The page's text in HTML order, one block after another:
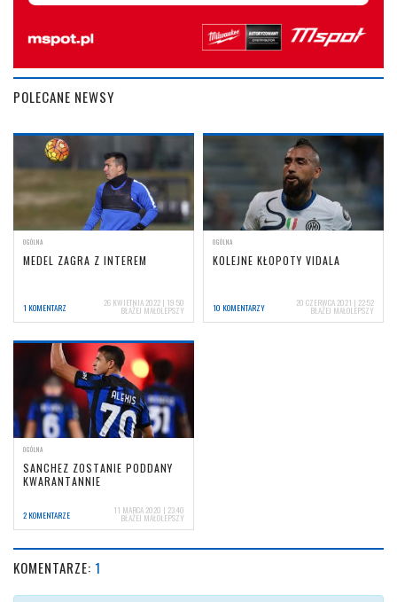
POLECANE NEWSY
OGÓLNA
MEDEL ZAGRA Z INTEREM
1 KOMENTARZ 26 KWIETNIA 2022 | 19:50
BŁAŻEJ MAŁOLEPSZY
OGÓLNA
KOLEJNE KŁOPOTY VIDALA
10 KOMENTARZY 20 CZERWCA 2021 | 22:52
BŁAŻEJ MAŁOLEPSZY
OGÓLNA
SANCHEZ ZOSTANIE PODDANY
KWARANTANNIE
2 KOMENTARZE 11 MARCA 2020 | 23:40
BŁAŻEJ MAŁOLEPSZY
KOMENTARZE: 1